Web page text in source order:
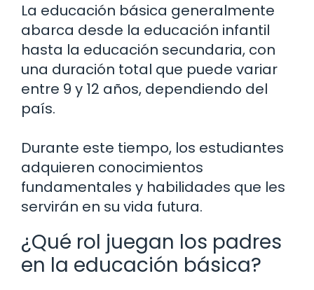
La educación básica generalmente
abarca desde la educación infantil
hasta la educación secundaria, con
una duración total que puede variar
entre 9 y 12 años, dependiendo del
país.
Durante este tiempo, los estudiantes
adquieren conocimientos
fundamentales y habilidades que les
servirán en su vida futura.
¿Qué rol juegan los padres
en la educación básica?